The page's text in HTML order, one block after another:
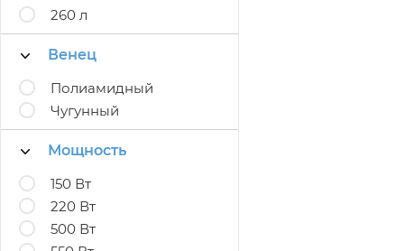
260 л
Венец
Полиамидный
Чугунный
Мощность
150 Вт
220 Вт
500 Вт